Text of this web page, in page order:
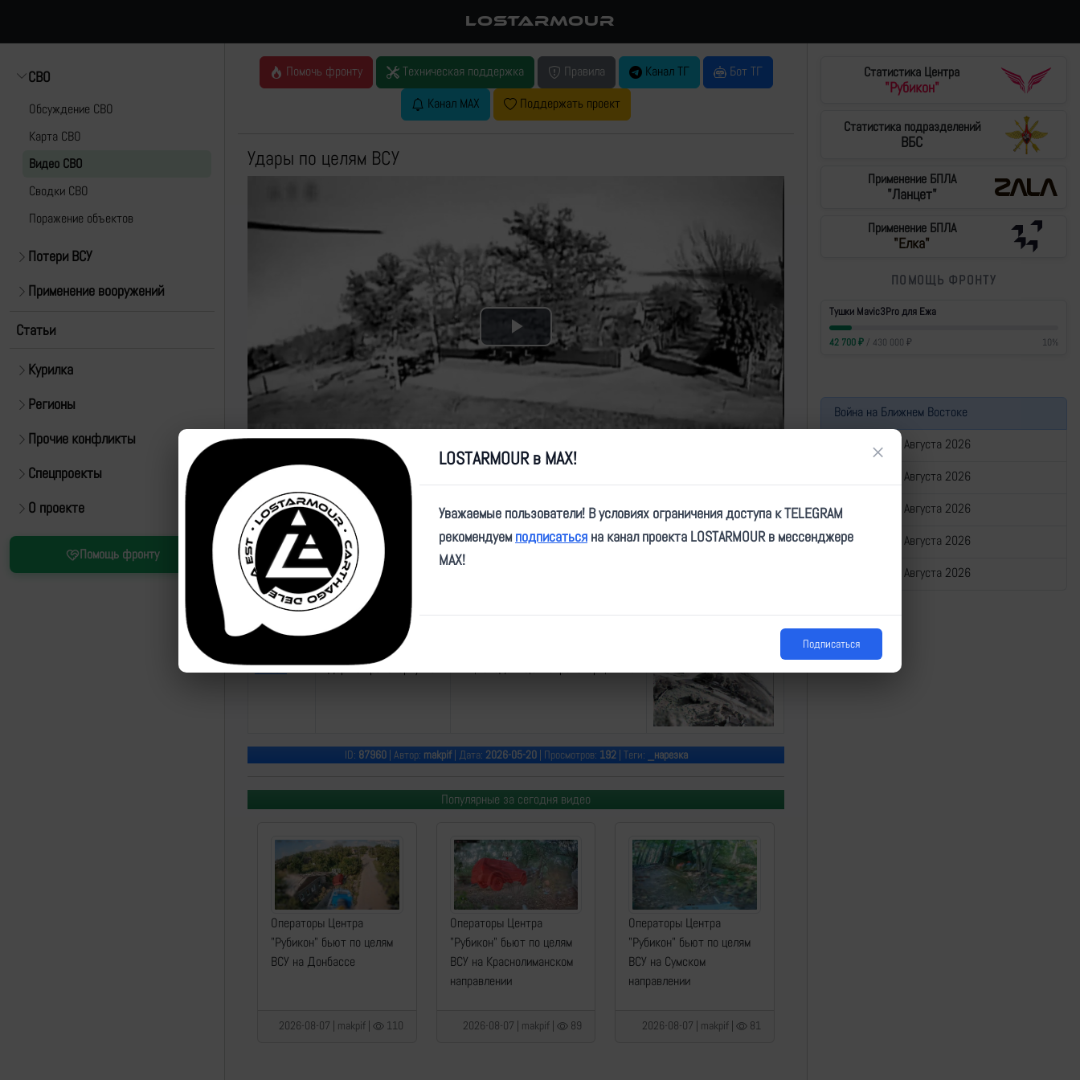
LOSTARMOUR
СВО
Обсуждение СВО
Карта СВО
Видео СВО
Cводки СВО
Поражение объектов
Потери ВСУ
Применение вооружений
Статьи
Курилка
Регионы
Прочие конфликты
Спецпроекты
О проекте
Помощь фронту
Помочь фронту Техническая поддержка Правила Канал ТГ
Бот ТГ
Канал MAX
Поддержать проект
Удары по целям ВСУ
Play
Video
Эпизоды
id эпизода название теги
87961
Удар по транспорту ВСУ
87962 Удар по транспорту ВСУ
ID: 87960| Автор: makpif| Дата: 2026-05-20| Просмотров: 192| Теги: _нарезка
Популярные за сегодня видео
Операторы Центра
"Рубикон" бьют по целям
ВСУ на Донбассе
2026-08-07 | makpif | 110
Операторы Центра
"Рубикон" бьют по целям
ВСУ на Краснолиманском
направлении
2026-08-07 | makpif | 89
Операторы Центра
"Рубикон" бьют по целям
ВСУ на Сумском
направлении
2026-08-07 | makpif | 81
Статистика Центра
"Рубикон"
Статистика подразделений
ВБС
Применение БПЛА
"Ланцет"
Применение БПЛА
"Елка"
ПОМОЩЬ ФРОНТУ
Тушки Mavic3Pro для Ежа
42 700₽/ 430 000 ₽ 10%
Война на Ближнем Востоке
Сводка за 06 Августа 2026
Сводка за 05 Августа 2026
Сводка за 04 Августа 2026
Сводка за 03 Августа 2026
Сводка за 02 Августа 2026
LOSTARMOUR в MAX! ×
Уважаемые пользователи! В условиях ограничения доступа к TELEGRAM
рекомендуем подписаться на канал проекта LOSTARMOUR в мессенджере
MAX!
Подписаться